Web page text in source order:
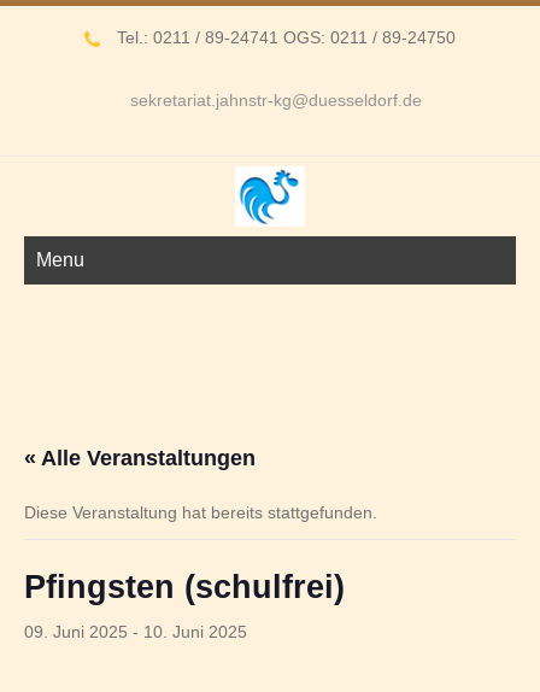
Tel.: 0211 / 89-24741 OGS: 0211 / 89-24750
sekretariat.jahnstr-kg@duesseldorf.de
Menu
« Alle Veranstaltungen
Diese Veranstaltung hat bereits stattgefunden.
Pfingsten (schulfrei)
09. Juni 2025 - 10. Juni 2025